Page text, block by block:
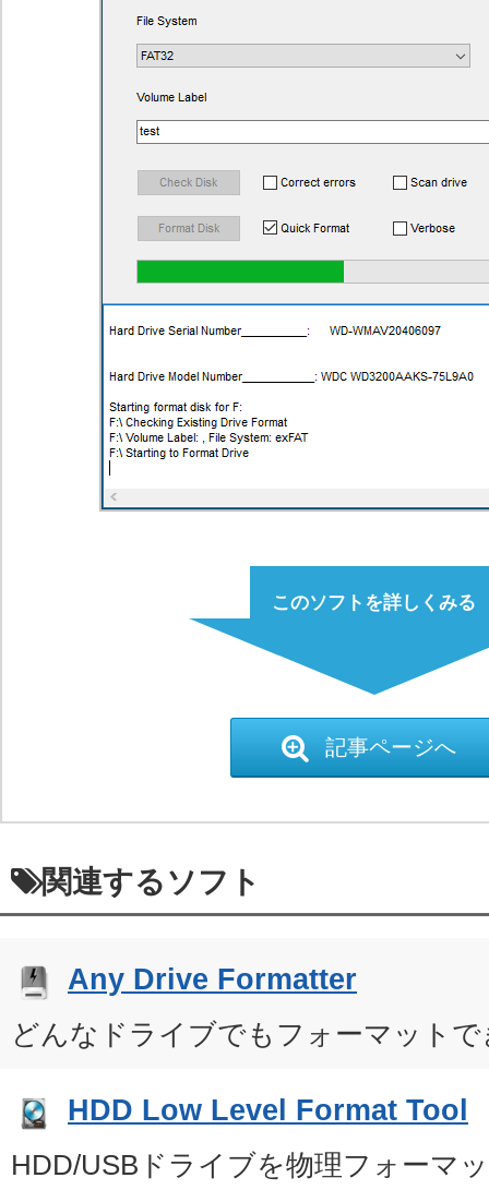
このソフトを詳しくみる
記事ページへ
関連するソフト
Any Drive Formatter
どんなドライブでもフォーマット
HDD Low Level Format Tool
HDD/USBドライブを物理フォーマ